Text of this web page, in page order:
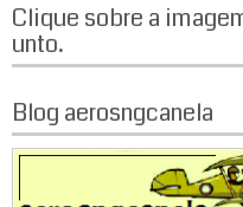
Clique sobre a
unto.
Blog aerosngcanela